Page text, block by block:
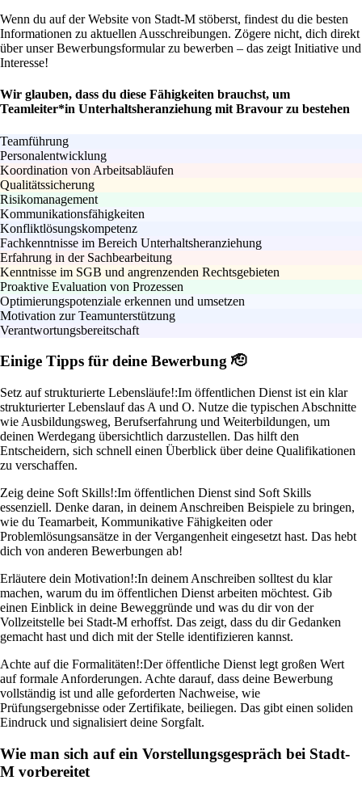
Wenn du auf der Website von Stadt-M stöberst, findest du die besten
Informationen zu aktuellen Ausschreibungen. Zögere nicht, dich direkt
über unser Bewerbungsformular zu bewerben – das zeigt Initiative und
Interesse!
Wir glauben, dass du diese Fähigkeiten brauchst, um
Teamleiter*in Unterhaltsheranziehung mit Bravour zu bestehen
Teamführung
Personalentwicklung
Koordination von Arbeitsabläufen
Qualitätssicherung
Risikomanagement
Kommunikationsfähigkeiten
Konfliktlösungskompetenz
Fachkenntnisse im Bereich Unterhaltsheranziehung
Erfahrung in der Sachbearbeitung
Kenntnisse im SGB und angrenzenden Rechtsgebieten
Proaktive Evaluation von Prozessen
Optimierungspotenziale erkennen und umsetzen
Motivation zur Teamunterstützung
Verantwortungsbereitschaft
Einige Tipps für deine Bewerbung 🫡
Setz auf strukturierte Lebensläufe!:Im öffentlichen Dienst ist ein klar
strukturierter Lebenslauf das A und O. Nutze die typischen Abschnitte
wie Ausbildungsweg, Berufserfahrung und Weiterbildungen, um
deinen Werdegang übersichtlich darzustellen. Das hilft den
Entscheidern, sich schnell einen Überblick über deine Qualifikationen
zu verschaffen.
Zeig deine Soft Skills!:Im öffentlichen Dienst sind Soft Skills
essenziell. Denke daran, in deinem Anschreiben Beispiele zu bringen,
wie du Teamarbeit, Kommunikative Fähigkeiten oder
Problemlösungsansätze in der Vergangenheit eingesetzt hast. Das hebt
dich von anderen Bewerbungen ab!
Erläutere dein Motivation!:In deinem Anschreiben solltest du klar
machen, warum du im öffentlichen Dienst arbeiten möchtest. Gib
einen Einblick in deine Beweggründe und was du dir von der
Vollzeitstelle bei Stadt-M erhoffst. Das zeigt, dass du dir Gedanken
gemacht hast und dich mit der Stelle identifizieren kannst.
Achte auf die Formalitäten!:Der öffentliche Dienst legt großen Wert
auf formale Anforderungen. Achte darauf, dass deine Bewerbung
vollständig ist und alle geforderten Nachweise, wie
Prüfungsergebnisse oder Zertifikate, beiliegen. Das gibt einen soliden
Eindruck und signalisiert deine Sorgfalt.
Wie man sich auf ein Vorstellungsgespräch bei Stadt-
M vorbereitet